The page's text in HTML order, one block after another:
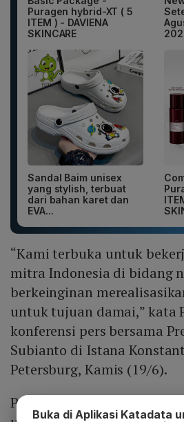
Puragen hybrid-XT ( 5
ITEM ) - DAVIENA
SKINCARE
Sandal Baim unisex
yang stylish, terbuat
dari bahan karet dan
EVA...
“Kami terbuka untuk
mitra Indonesia di bidang
berkeinginan
untuk tujuan damai,” kata
konferensi pers bersama
Subianto di Istana
Petersburg, Kamis (19/6).
Putin juga menyampaikan
Buka di Aplikasi Katadata